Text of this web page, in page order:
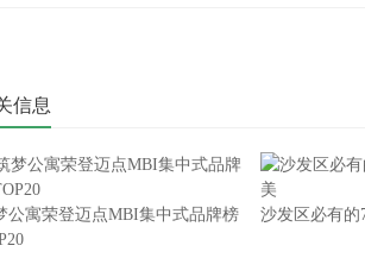
信息
公寓荣登迈点MBI集中式品牌榜
沙发区必有的